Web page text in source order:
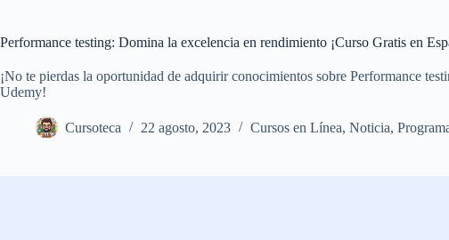
Performance testing: Domina la excelencia en rendimiento ¡Curso Gratis en
¡No te pierdas la oportunidad de adquirir conocimientos sobre Performance
Udemy!
Cursoteca 22 agosto, 2023 Cursos en Línea, Noticia,